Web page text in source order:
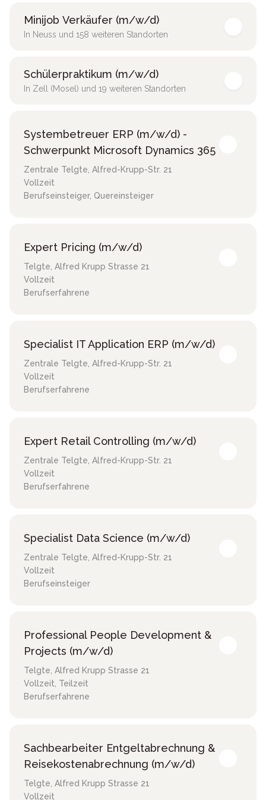
Minijob Verkäufer (m/w/d)
In Neuss und 158 weiteren Standorten
Schülerpraktikum (m/w/d)
In Zell (Mosel) und 19 weiteren Standorten
Systembetreuer ERP (m/w/d) -
Schwerpunkt Microsoft Dynamics 365
Zentrale Telgte, Alfred-Krupp-Str. 21
Vollzeit
Berufseinsteiger, Quereinsteiger
Expert Pricing (m/w/d)
Telgte, Alfred Krupp Strasse 21
Vollzeit
Berufserfahrene
Specialist IT Application ERP (m/w/d)
Zentrale Telgte, Alfred-Krupp-Str. 21
Vollzeit
Berufserfahrene
Expert Retail Controlling (m/w/d)
Zentrale Telgte, Alfred-Krupp-Str. 21
Vollzeit
Berufserfahrene
Specialist Data Science (m/w/d)
Zentrale Telgte, Alfred-Krupp-Str. 21
Vollzeit
Berufseinsteiger
Professional People Development &
Projects (m/w/d)
Telgte, Alfred Krupp Strasse 21
Vollzeit, Teilzeit
Berufserfahrene
Sachbearbeiter Entgeltabrechnung &
Reisekostenabrechnung (m/w/d)
Telgte, Alfred Krupp Strasse 21
Vollzeit